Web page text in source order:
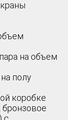
на объем
полу
коробке
бронзовое